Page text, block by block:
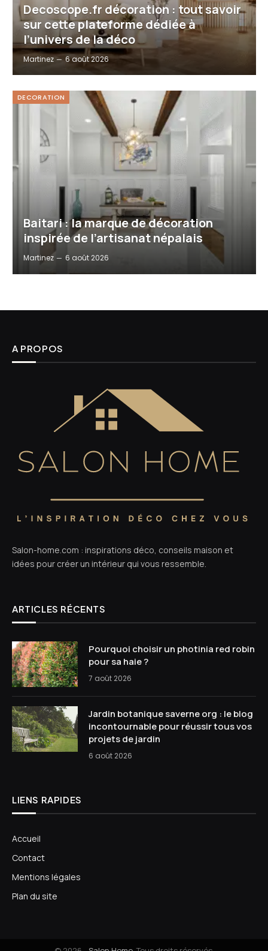
Decoscope.fr décoration : tout savoir
sur cette plateforme dédiée à
l’univers de la déco
Martinez 6 août 2026
DECORATION
Baitari : la marque de décoration
inspirée de l’artisanat népalais
Martinez 6 août 2026
A PROPOS
Salon-home.com : inspirations déco, conseils maison et
idées pour créer un intérieur qui vous ressemble.
ARTICLES RÉCENTS
Pourquoi choisir un photinia red robin
pour sa haie ?
7 août 2026
Jardin botanique saverne org : le blog
incontournable pour réussir tous vos
projets de jardin
6 août 2026
LIENS RAPIDES
Accueil
Contact
Mentions légales
Plan du site